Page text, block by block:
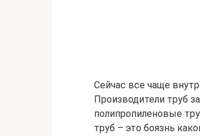
Сейчас все чаще
Производители труб
полипропиленовые
труб – это боязнь